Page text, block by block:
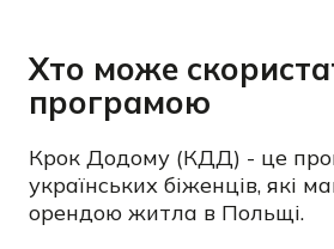
Хто може
програмою
Крок Додому (КДД) - це
українських біженців, які
орендою житла в Польщі.